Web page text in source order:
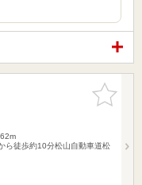
お気に入
りに追加
ら徒歩約10分松山自動車道松